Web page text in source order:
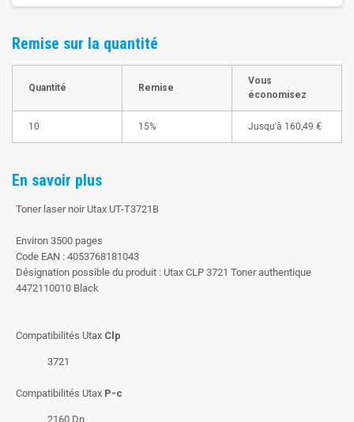
Remise sur la quantité
Quantité Remise
Vous
économisez
10 15% Jusqu'à 160,49 €
En savoir plus
Toner laser noir Utax UT-T3721B
Environ 3500 pages
Code EAN : 4053768181043
Désignation possible du produit : Utax CLP 3721 Toner authentique
4472110010 Black
Compatibilités Utax Clp
3721
Compatibilités Utax P-c
2160 Dn